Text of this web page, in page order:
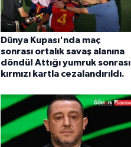
Dünya Kupası'nda maç
sonrası ortalık savaş alanına
döndü! Attığı yumruk sonrası
kırmızı kartla cezalandırıldı.